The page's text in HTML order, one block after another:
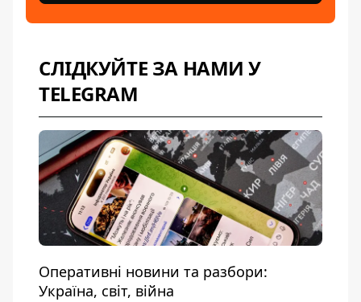
СЛІДКУЙТЕ ЗА НАМИ У
TELEGRAM
Оперативні новини та разбори:
Україна, світ, війна